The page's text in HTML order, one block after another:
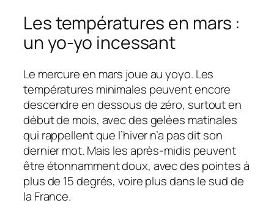
Les températures en mars :
un yo-yo incessant
Le mercure en mars joue au yoyo. Les
températures minimales peuvent encore
descendre en dessous de zéro, surtout en
début de mois, avec des gelées matinales
qui rappellent que l’hiver n’a pas dit son
dernier mot. Mais les après-midis peuvent
être étonnamment doux, avec des pointes à
plus de 15 degrés, voire plus dans le sud de
la France.